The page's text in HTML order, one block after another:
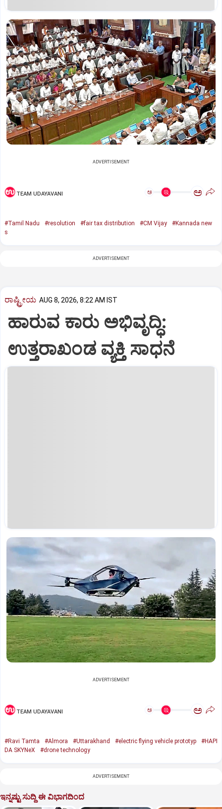
ADVERTISEMENT
TEAM UDAYAVANI ಅ ಅ
#Tamil Nadu #resolution #fair tax distribution #CM Vijay
#Kannada new
s
ADVERTISEMENT
ರಾಷ್ಟ್ರೀಯ AUG 8, 2026, 8:22 AM IST
ಹಾರುವ ಕಾರು ಅಭಿವೃದ್ಧಿ:
ಉತ್ತರಾಖಂಡ ವ್ಯಕ್ತಿ ಸಾಧನೆ
ADVERTISEMENT
TEAM UDAYAVANI ಅ ಅ
#Ravi Tamta #Almora #Uttarakhand #electric flying vehicle prototyp
#HAPI
DA SKYNeX
#drone technology
ADVERTISEMENT
ಇನ್ನಷ್ಟು ಸುದ್ದಿ ಈ ವಿಭಾಗದಿಂದ